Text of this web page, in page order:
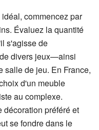
commencez par
Évaluez la quantité
s'agisse de
divers jeux—ainsi
salle de jeu. En France,
d'un meuble
au complexe.
décoration préféré et
se fondre dans le